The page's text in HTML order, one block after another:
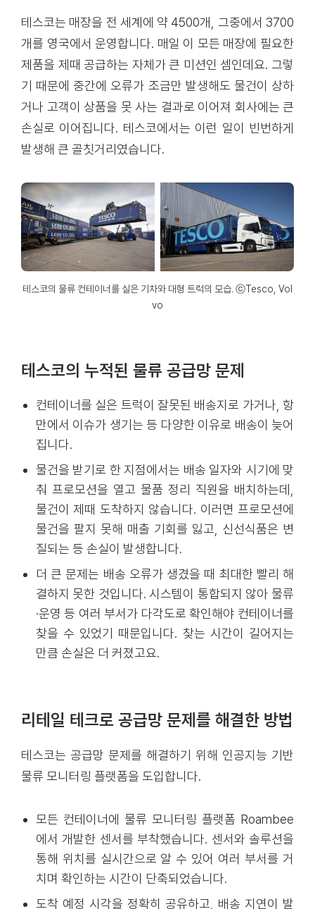
테스코는 매장을 전 세계에 약 4500개, 그중에서 3700
개를 영국에서 운영합니다. 매일 이 모든 매장에 필요한
제품을 제때 공급하는 자체가 큰 미션인 셈인데요. 그렇
기 때문에 중간에 오류가 조금만 발생해도 물건이 상하
거나 고객이 상품을 못 사는 결과로 이어져 회사에는 큰
손실로 이어집니다. 테스코에서는 이런 일이 빈번하게
발생해 큰 골칫거리였습니다.
테스코의 물류 컨테이너를 실은 기차와 대형 트럭의 모습. ⓒTesco, Vol
vo
테스코의 누적된 물류 공급망 문제
컨테이너를 실은 트럭이 잘못된 배송지로 가거나, 항
만에서 이슈가 생기는 등 다양한 이유로 배송이 늦어
집니다.
물건을 받기로 한 지점에서는 배송 일자와 시기에 맞
춰 프로모션을 열고 물품 정리 직원을 배치하는데,
물건이 제때 도착하지 않습니다. 이러면 프로모션에
물건을 팔지 못해 매출 기회를 잃고, 신선식품은 변
질되는 등 손실이 발생합니다.
더 큰 문제는 배송 오류가 생겼을 때 최대한 빨리 해
결하지 못한 것입니다. 시스템이 통합되지 않아 물류
·운영 등 여러 부서가 다각도로 확인해야 컨테이너를
찾을 수 있었기 때문입니다. 찾는 시간이 길어지는
만큼 손실은 더 커졌고요.
리테일 테크로 공급망 문제를 해결한 방법
테스코는 공급망 문제를 해결하기 위해 인공지능 기반
물류 모니터링 플랫폼을 도입합니다.
모든 컨테이너에 물류 모니터링 플랫폼 Roambee
에서 개발한 센서를 부착했습니다. 센서와 솔루션을
통해 위치를 실시간으로 알 수 있어 여러 부서를 거
치며 확인하는 시간이 단축되었습니다.
도착 예정 시각을 정확히 공유하고, 배송 지연이 발